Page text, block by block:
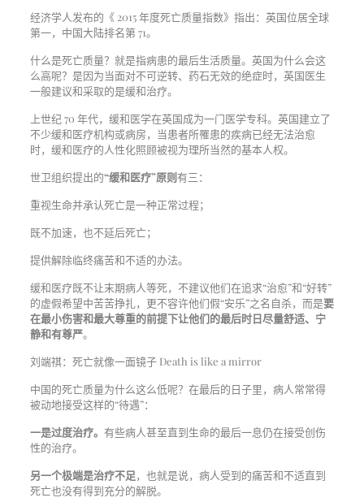
经济学人发布的《 2015 年度死亡质量指数》指出：英国位居全球
第一，中国大陆排名第 71。
什么是死亡质量？就是指病患的最后生活质量。英国为什么会这
么高呢？是因为当面对不可逆转、药石无效的绝症时，英国医生
一般建议和采取的是缓和治疗。
上世纪 70 年代，缓和医学在英国成为一门医学专科。英国建立了
不少缓和医疗机构或病房，当患者所罹患的疾病已经无法治愈
时，缓和医疗的人性化照顾被视为理所当然的基本人权。
世卫组织提出的“缓和医疗”原则有三：
重视生命并承认死亡是一种正常过程；
既不加速，也不延后死亡；
提供解除临终痛苦和不适的办法。
缓和医疗既不让末期病人等死，不建议他们在追求“治愈”和“好转”
的虚假希望中苦苦挣扎，更不容许他们假“安乐”之名自杀，而是要
在最小伤害和最大尊重的前提下让他们的最后时日尽量舒适、宁
静和有尊严。
刘端祺：死亡就像一面镜子 Death is like a mirror
中国的死亡质量为什么这么低呢？在最后的日子里，病人常常得
被动地接受这样的“待遇”：
一是过度治疗。 有些病人甚至直到生命的最后一息仍在接受创伤
性的治疗。
另一个极端是治疗不足，也就是说，病人受到的痛苦和不适直到
死亡也没有得到充分的解脱。